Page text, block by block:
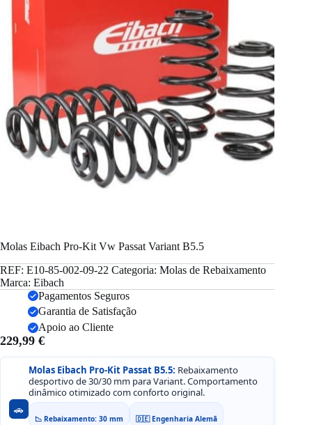
Molas Eibach Pro-Kit Vw Passat Variant B5.5
REF: E10-85-002-09-22 Categoria: Molas de Rebaixamento
Marca: Eibach
Pagamentos Seguros
Garantia de Satisfação
Apoio ao Cliente
229,99 €
🚗
Molas Eibach Pro-Kit Passat B5.5: Rebaixamento
desportivo de 30/30 mm para Variant. Comportamento
dinâmico otimizado com conforto original.
📉 Rebaixamento: 30 mm 🇩🇪 Engenharia Alemã